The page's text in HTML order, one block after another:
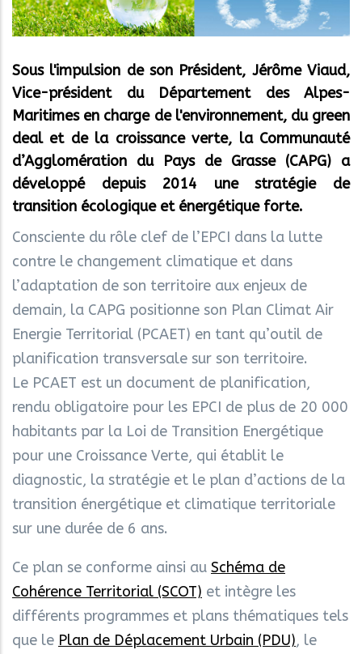
Sous l'impulsion de son Président, Jérôme Viaud,
Vice-président du Département des Alpes-
Maritimes en charge de l'environnement, du green
deal et de la croissance verte, la Communauté
d’Agglomération du Pays de Grasse (CAPG) a
développé depuis 2014 une stratégie de
transition écologique et énergétique forte.
Consciente du rôle clef de l’EPCI dans la lutte
contre le changement climatique et dans
l’adaptation de son territoire aux enjeux de
demain, la CAPG positionne son Plan Climat Air
Energie Territorial (PCAET) en tant qu’outil de
planification transversale sur son territoire.
Le PCAET est un document de planification,
rendu obligatoire pour les EPCI de plus de 20 000
habitants par la Loi de Transition Energétique
pour une Croissance Verte, qui établit le
diagnostic, la stratégie et le plan d’actions de la
transition énergétique et climatique territoriale
sur une durée de 6 ans.
Ce plan se conforme ainsi au Schéma de
Cohérence Territorial (SCOT) et intègre les
différents programmes et plans thématiques tels
que le Plan de Déplacement Urbain (PDU), le